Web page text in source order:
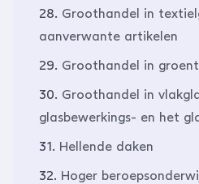
28. Groothandel in
aanverwante artikelen
29. Groothandel in
30. Groothandel in
glasbewerkings- en het
31. Hellende daken
32. Hoger